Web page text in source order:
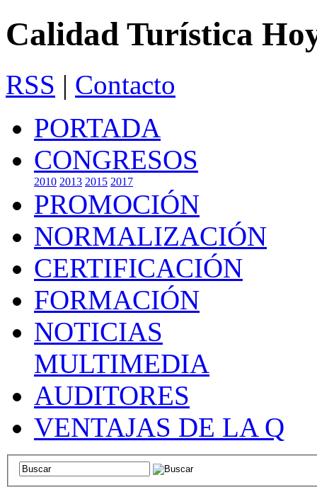
Calidad Turística
RSS | Contacto
PORTADA
CONGRESOS
2010 2013 2015 2017
PROMOCIÓN
NORMALIZACIÓN
CERTIFICACIÓN
FORMACIÓN
NOTICIAS
MULTIMEDIA
AUDITORES
VENTAJAS DE LA Q